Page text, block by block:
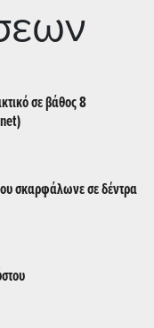
σε βάθος 8
σκαρφάλωνε σε δέντρα